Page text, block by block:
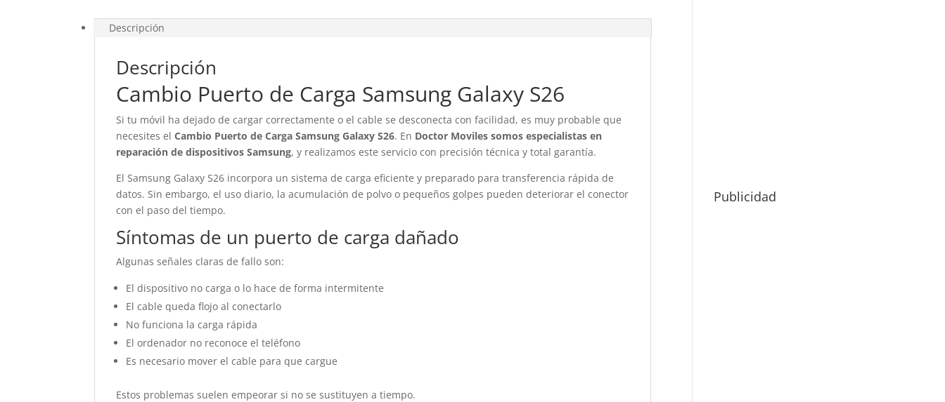
Descripción
Descripción
Cambio Puerto de Carga Samsung Galaxy S26
Si tu móvil ha dejado de cargar correctamente o el cable se desconecta con facilidad, es muy probable que
necesites elCambio Puerto de Carga Samsung Galaxy S26. En Doctor Moviles somos especialistas en
reparación de dispositivos Samsung, y realizamos este servicio con precisión técnica y total garantía.
El Samsung Galaxy S26 incorpora un sistema de carga eficiente y preparado para transferencia rápida de
datos. Sin embargo, el uso diario, la acumulación de polvo o pequeños golpes pueden deteriorar el conector
con el paso del tiempo.
Síntomas de un puerto de carga dañado
Algunas señales claras de fallo son:
El dispositivo no carga o lo hace de forma intermitente
El cable queda flojo al conectarlo
No funciona la carga rápida
El ordenador no reconoce el teléfono
Es necesario mover el cable para que cargue
Estos problemas suelen empeorar si no se sustituyen a tiempo.
Publicidad